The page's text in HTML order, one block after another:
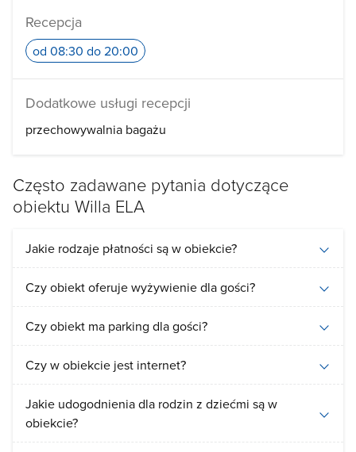
Recepcja
od 08:30 do 20:00
Dodatkowe usługi recepcji
przechowywalnia bagażu
Często zadawane pytania dotyczące
obiektu Willa ELA
Jakie rodzaje płatności są w obiekcie?
Czy obiekt oferuje wyżywienie dla gości?
Czy obiekt ma parking dla gości?
Czy w obiekcie jest internet?
Jakie udogodnienia dla rodzin z dziećmi są w
obiekcie?